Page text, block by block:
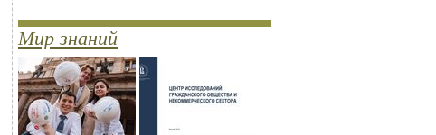
Мир знаний